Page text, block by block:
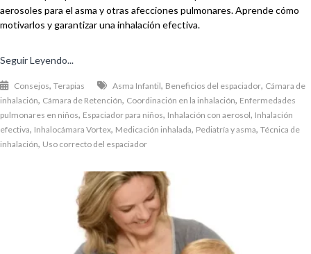
aerosoles para el asma y otras afecciones pulmonares. Aprende cómo
motivarlos y garantizar una inhalación efectiva.
Seguir Leyendo...
Consejos, Terapias Asma Infantil, Beneficios del espaciador, Cámara de
inhalación, Cámara de Retención, Coordinación en la inhalación, Enfermedades
pulmonares en niños, Espaciador para niños, Inhalación con aerosol, Inhalación
efectiva, Inhalocámara Vortex, Medicación inhalada, Pediatría y asma, Técnica de
inhalación, Uso correcto del espaciador